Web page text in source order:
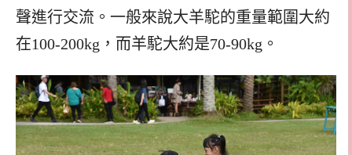
聲進行交流。一般來說大羊駝的重量範圍大約
在100-200kg，而羊駝大約是70-90kg。